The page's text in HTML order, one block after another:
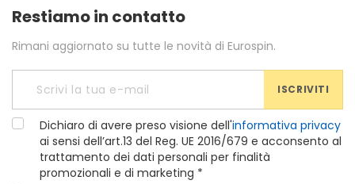
Restiamo in contatto
Rimani aggiornato su tutte le novità di Eurospin.
ISCRIVITI
Dichiaro di avere preso visione dell'informativa privacy
ai sensi dell’art.13 del Reg. UE 2016/679 e acconsento al
trattamento dei dati personali per finalità
promozionali e di marketing *